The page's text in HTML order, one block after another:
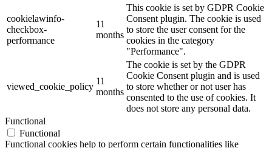
cookielawinfo-
checkbox-
performance
11
months
This cookie is set by GDPR Cookie
Consent plugin. The cookie is used
to store the user consent for the
cookies in the category
"Performance".
viewed_cookie_policy
11
months
The cookie is set by the GDPR
Cookie Consent plugin and is used
to store whether or not user has
consented to the use of cookies. It
does not store any personal data.
Functional
Functional
Functional cookies help to perform certain functionalities like